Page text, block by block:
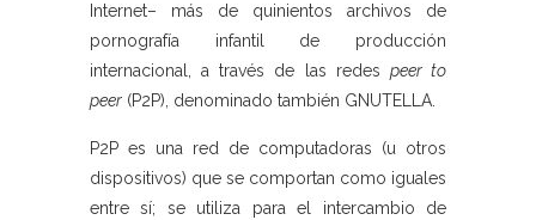
Internet– más de quinientos archivos de
pornografía infantil de producción
internacional, a través de las redes peer to
peer (P2P), denominado también GNUTELLA.
P2P es una red de computadoras (u otros
dispositivos) que se comportan como iguales
entre sí; se utiliza para el intercambio de